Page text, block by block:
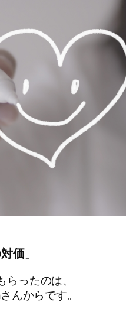
価」
ったのは、
んからです。